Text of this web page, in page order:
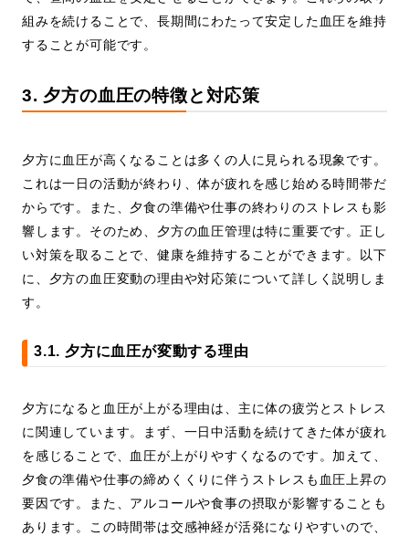
組みを続けることで、長期間にわたって安定した血圧を維持
することが可能です。
3. 夕方の血圧の特徴と対応策
夕方に血圧が高くなることは多くの人に見られる現象です。
これは一日の活動が終わり、体が疲れを感じ始める時間帯だ
からです。また、夕食の準備や仕事の終わりのストレスも影
響します。そのため、夕方の血圧管理は特に重要です。正し
い対策を取ることで、健康を維持することができます。以下
に、夕方の血圧変動の理由や対応策について詳しく説明しま
す。
3.1. 夕方に血圧が変動する理由
夕方になると血圧が上がる理由は、主に体の疲労とストレス
に関連しています。まず、一日中活動を続けてきた体が疲れ
を感じることで、血圧が上がりやすくなるのです。加えて、
夕食の準備や仕事の締めくくりに伴うストレスも血圧上昇の
要因です。また、アルコールや食事の摂取が影響することも
あります。この時間帯は交感神経が活発になりやすいので、